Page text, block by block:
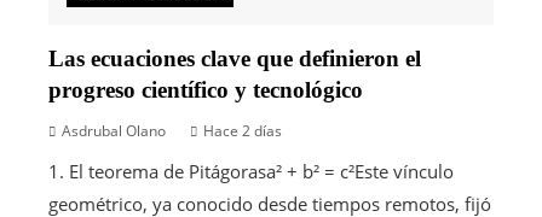
Las ecuaciones clave que definieron el
progreso científico y tecnológico
Asdrubal Olano Hace 2 días
1. El teorema de Pitágorasa² + b² = c²Este vínculo
geométrico, ya conocido desde tiempos remotos, fijó